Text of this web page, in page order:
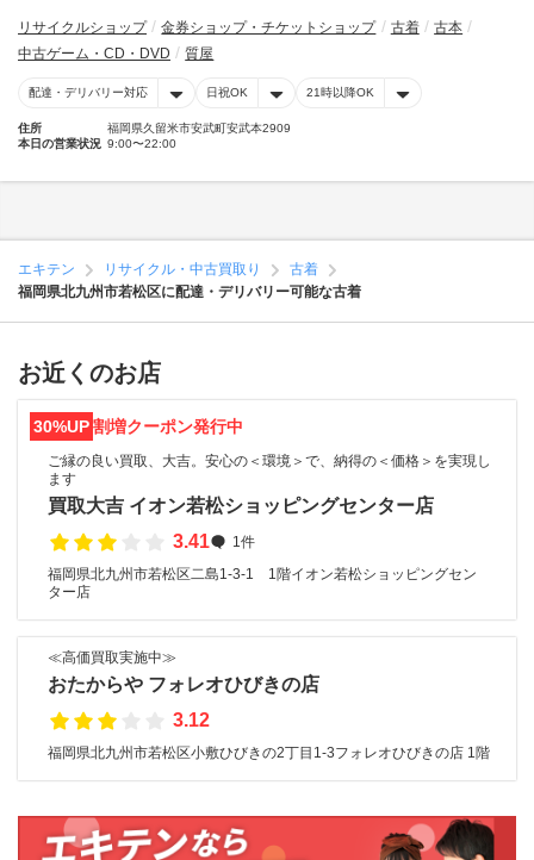
リサイクルショップ 金券ショップ・チケットショップ 古着
古本
中古ゲーム・CD・DVD
質屋
配達・デリバリー対応 日祝OK 21時以降OK
住所
福岡県久留米市安武町安武本2909
本日の営業状況 9:00〜22:00
エキテン リサイクル・中古買取り
古着
福岡県北九州市若松区に配達・デリバリー可能な古着
お近くのお店
30%UP割増クーポン発行中
ご縁の良い買取、大吉。安心の＜環境＞で、納得の＜価格＞を実現し
ます
買取大吉 イオン若松ショッピングセンター店
3.41
1件
福岡県北九州市若松区二島1-3-1 1階イオン若松ショッピングセン
ター店
≪高価買取実施中≫
おたからや フォレオひびきの店
3.12
福岡県北九州市若松区小敷ひびきの2丁目1-3フォレオひびきの店 1階